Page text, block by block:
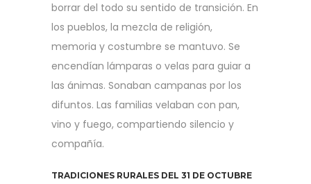
borrar del todo su sentido de transición. En
los pueblos, la mezcla de religión,
memoria y costumbre se mantuvo. Se
encendían lámparas o velas para guiar a
las ánimas. Sonaban campanas por los
difuntos. Las familias velaban con pan,
vino y fuego, compartiendo silencio y
compañía.
TRADICIONES RURALES DEL 31 DE OCTUBRE